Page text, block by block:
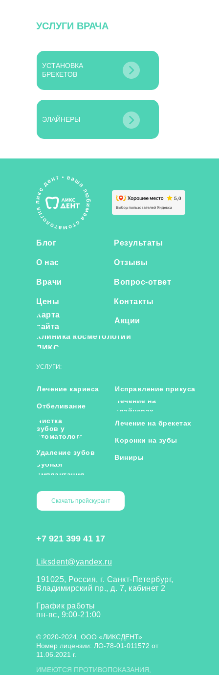
УСЛУГИ ВРАЧА
УСТАНОВКА
БРЕКЕТОВ
ЭЛАЙНЕРЫ
© 2020-2024, ООО «ЛИКСДЕНТ»
Номер лицензии: ЛО-78-01-011572 от
11.06.2021 г.
ИМЕЮТСЯ ПРОТИВОПОКАЗАНИЯ,
+7 921 399 41 17
Блог
Liksdent@yandex.ru
191025, Россия, г. Санкт-Петербург,
Владимирский пр., д. 7, кабинет 2
График работы
пн-вс, 9:00-21:00
Результаты
О нас Отзывы
Врачи Вопрос-ответ
Цены Контакты
Лечение кариеса
Отбеливание
Чистка
зубов у
стоматолога
Удаление зубов
Зубная
имплантация
Исправление прикуса
Лечение на
элайнерах
Лечение на брекетах
Коронки на зубы
УСЛУГИ:
Акции
Виниры
Скачать прейскурант
Карта
сайта
Клиника косметологии
ЛИКС